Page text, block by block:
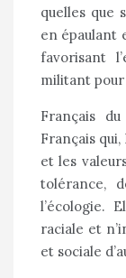
quelles que
en épaulant
favorisant
militant pour
Français
Français
et les
tolérance,
l’écologie.
raciale et
et sociale